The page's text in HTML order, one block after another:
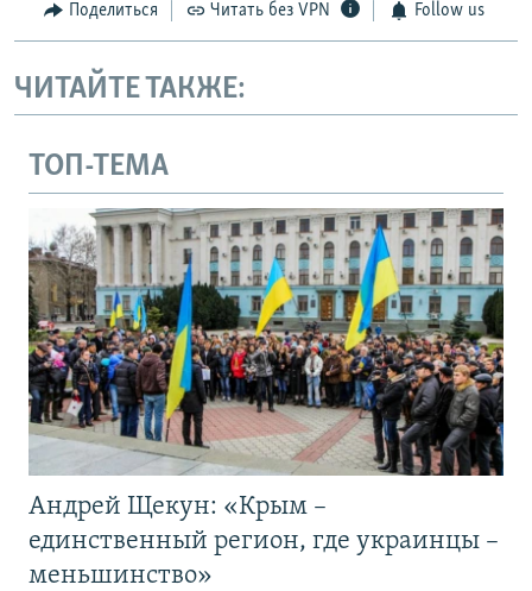
Поделиться Читать без VPN Follow us
ЧИТАЙТЕ ТАКЖЕ:
ТОП-ТЕМА
Андрей Щекун: «Крым –
единственный регион, где украинцы –
меньшинство»